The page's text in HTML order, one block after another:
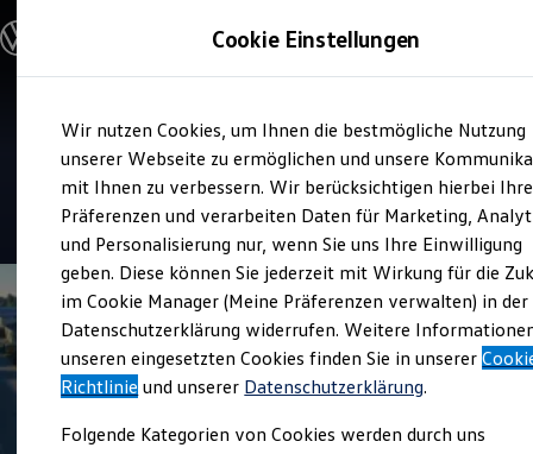
Hauptinhalt
springen
Footer
springen
Modelle & Konfigurator
Nutzfahrzeugkategorien entdecken
Modelle konfigurieren
Vorgängermodelle und Oldtimer
Vorgängermodelle
Oldtimer
Bulli Historie
Branchenlösungen & Gewerbekunden
Umbaulösungen und Hersteller finden
Auf- und Umbauten entdecken & konfigurieren
Groß- und Sonderkunden
Großkunden
Kommunen & Behörden
Journalisten
Sportvereine
Branchenlösungen
Gewerbliche Personenbeförderung
Service
Autohaus Gungl
4.8| 21 Bewertungen
Cookie Einstellungen
Wir nutzen Cookies, um Ihnen die bestmögliche Nutzung
unserer Webseite zu ermöglichen und unsere
mit Ihnen zu verbessern. Wir berücksichtigen hierbei Ihre
Präferenzen und verarbeiten Daten für Marketing,
und Personalisierung nur, wenn Sie uns Ihre Einwilligung
geben. Diese können Sie jederzeit mit Wirkung für die
im Cookie Manager (Meine Präferenzen verwalten) in der
Datenschutzerklärung widerrufen. Weitere
unseren eingesetzten Cookies finden Sie in unserer
Richtlinie und unserer Datenschutzerklärung.
Folgende Kategorien von Cookies werden durch uns